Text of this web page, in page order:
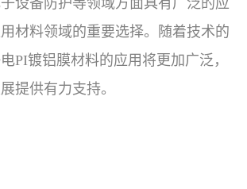
设备防护等领域方面具有广泛的应
材料领域的重要选择。随着技术的
PI镀铝膜材料的应用将更加广泛，
提供有力支持。